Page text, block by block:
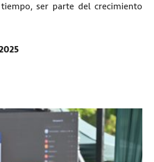
ser parte del crecimiento